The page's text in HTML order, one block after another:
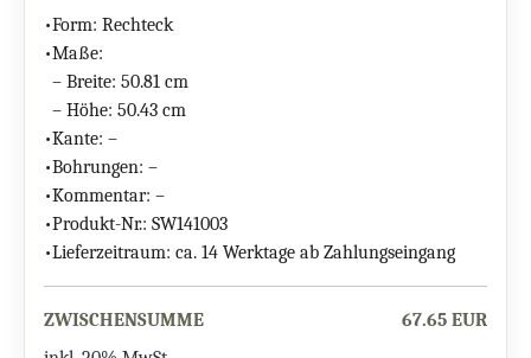
•Form: Rechteck
•Maße:
– Breite: 50.81 cm
– Höhe: 50.43 cm
•Kante: –
•Bohrungen: –
•Kommentar: –
•Produkt-Nr.: SW141003
•Lieferzeitraum: ca. 14 Werktage ab Zahlungseingang
ZWISCHENSUMME
67.65 EUR